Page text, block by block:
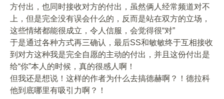
方付出，也同时接收对方的付出，虽然俩人经常频道对不
上，但是完全没有误会什么的，反而是站在双方的立场，
这些情绪都能很成立，令人信服，会觉得很“对”
于是通过各种方式再三确认，最后SS和敏敏终于互相接收
到对方这种我是完全自愿的主动的付出，并且这份付出是
给“你”本人的时候，真的很感人啊！
但我还是想说！这样的作者为什么去搞德赫啊？！德拉科
他到底哪里有吸引力啊？！